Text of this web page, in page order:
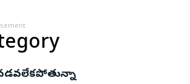
నడవలేకపోతున్నా